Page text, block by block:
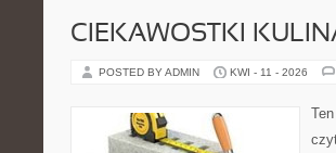
CIEKAWOSTKI
POSTED BY ADMIN KWI - 11 - 2026